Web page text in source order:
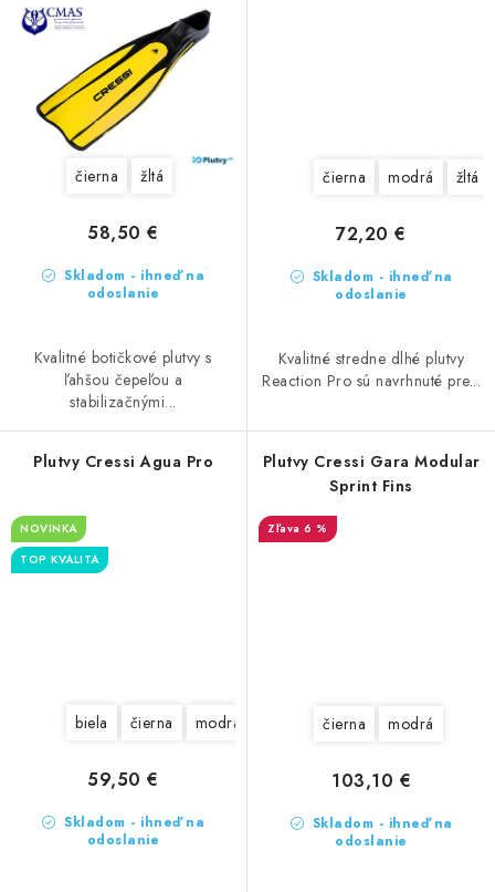
čierna žltá
Skladom - ihneď na
odoslanie
58,50 €
Kvalitné botičkové plutvy s
ľahšou čepeľou a
stabilizačnými...
čierna modrá žltá
Skladom - ihneď na
odoslanie
72,20 €
Kvalitné stredne dlhé plutvy
Reaction Pro sú navrhnuté pre...
Plutvy Cressi Agua Pro
NOVINKA
TOP KVALITA
biela čierna modrá
Skladom - ihneď na
odoslanie
59,50 €
Plutvy Cressi Gara Modular
Sprint Fins
6 %
čierna modrá
Skladom - ihneď na
odoslanie
103,10 €